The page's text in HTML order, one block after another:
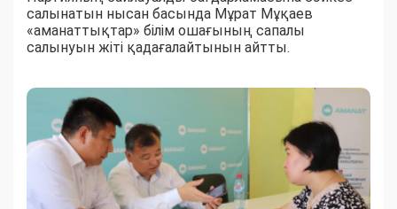
салынатын нысан басында Мұрат Мұқаев
«аманаттықтар» білім ошағының сапалы
салынуын жіті қадағалайтынын айтты.